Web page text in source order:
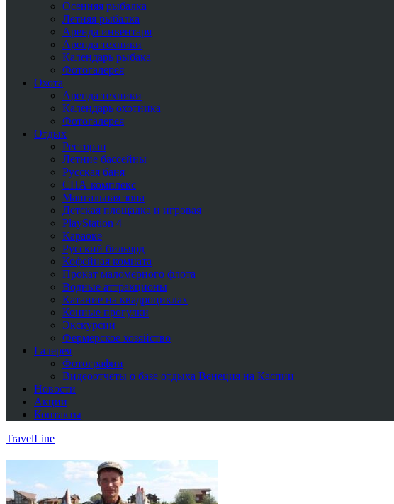
Осенняя рыбалка
Летняя рыбалка
Аренда инвентаря
Аренда техники
Календарь рыбака
Фотогалерея
Охота
Аренда техники
Календарь охотника
Фотогалерея
Отдых
Ресторан
Летние бассейны
Русская баня
СПА-комплекс
Мангальная зона
Детская площадка и игровая
PlayStation 4
Караоке
Русский бильярд
Кофейная комната
Прокат маломерного флота
Водные аттракционы
Катание на квадроциклах
Конные прогулки
Экскурсии
Фермерское хозяйство
Галерея
Фотографии
Видеоотчеты о базе отдыха Венеция на Каспии
Новости
Акции
Контакты
TravelLine